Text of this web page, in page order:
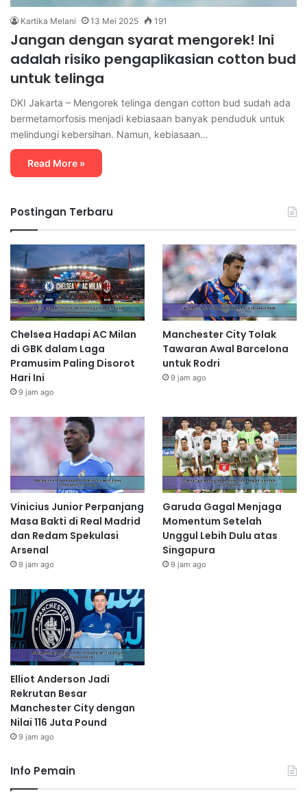
Kartika Melani 13 Mei 2025 191
Jangan dengan syarat mengorek! Ini
adalah risiko pengaplikasian cotton bud
untuk telinga
DKI Jakarta – Mengorek telinga dengan cotton bud sudah ada
bermetamorfosis menjadi kebiasaan banyak penduduk untuk
melindungi kebersihan. Namun, kebiasaan…
Read More »
Postingan Terbaru
Chelsea Hadapi AC Milan
di GBK dalam Laga
Pramusim Paling Disorot
Hari Ini
9 jam ago
Manchester City Tolak
Tawaran Awal Barcelona
untuk Rodri
9 jam ago
Vinicius Junior Perpanjang
Masa Bakti di Real Madrid
dan Redam Spekulasi
Arsenal
9 jam ago
Garuda Gagal Menjaga
Momentum Setelah
Unggul Lebih Dulu atas
Singapura
9 jam ago
Elliot Anderson Jadi
Rekrutan Besar
Manchester City dengan
Nilai 116 Juta Pound
9 jam ago
Info Pemain